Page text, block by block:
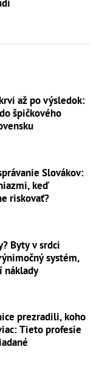
až po výsledok:
špičkového
Slovákov:
keď
riskovať?
Byty v srdci
systém,
náklady
prezradili, koho
Tieto profesie